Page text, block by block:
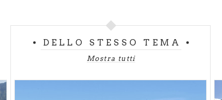
DELLO STESSO TEMA
Mostra tutti